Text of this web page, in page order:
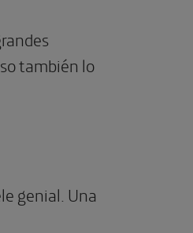
también lo
genial. Una